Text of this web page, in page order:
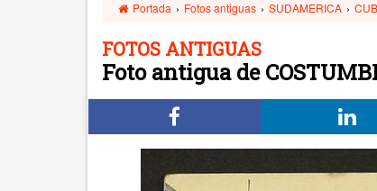
Portada › Fotos antiguas › SUDAMERICA ›
FOTOS ANTIGUAS
Foto antigua de